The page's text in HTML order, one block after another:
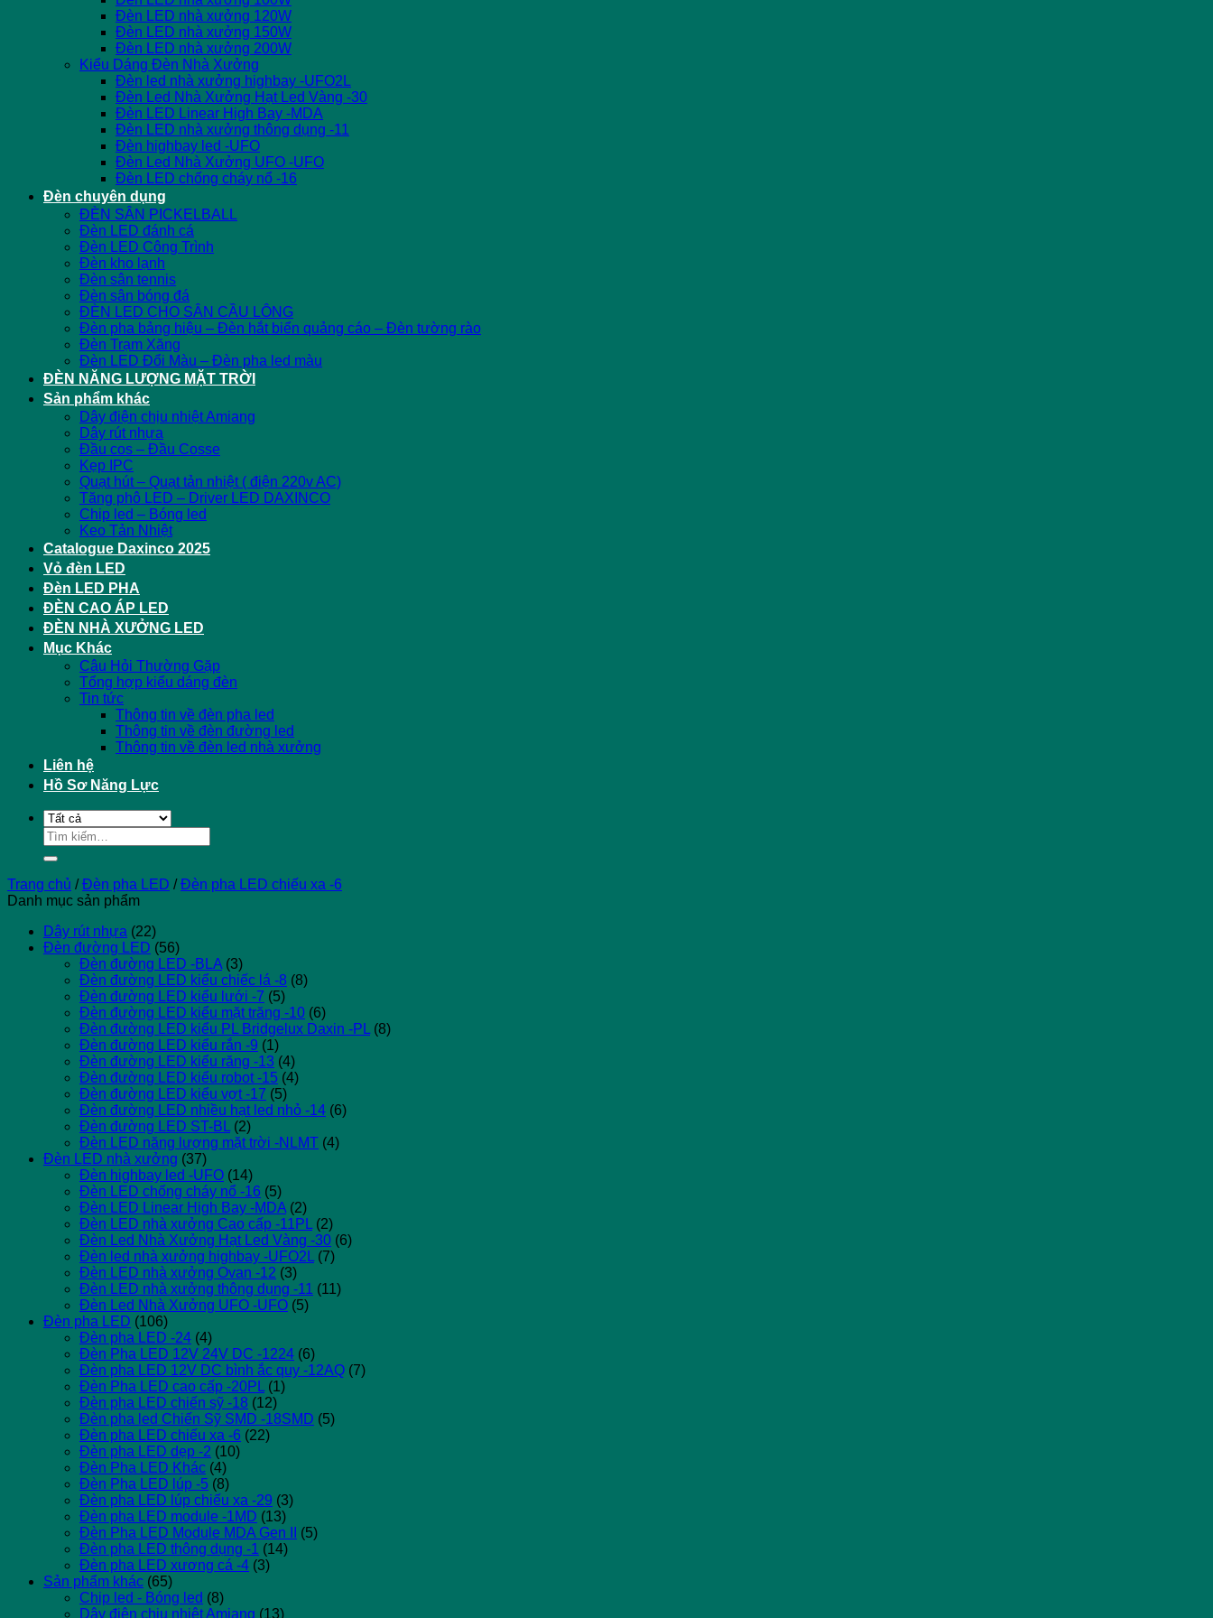
Đèn LED nhà xưởng 120W
Đèn LED nhà xưởng 150W
Đèn LED nhà xưởng 200W
Kiểu Dáng Đèn Nhà Xưởng
Đèn led nhà xưởng highbay -UFO2L
Đèn Led Nhà Xưởng Hạt Led Vàng -30
Đèn LED Linear High Bay -MDA
Đèn LED nhà xưởng thông dụng -11
Đèn highbay led -UFO
Đèn Led Nhà Xưởng UFO -UFO
Đèn LED chống cháy nổ -16
Đèn chuyên dụng
ĐÈN SÂN PICKELBALL
Đèn LED đánh cá
Đèn LED Công Trình
Đèn kho lạnh
Đèn sân tennis
Đèn sân bóng đá
ĐÈN LED CHO SÂN CẦU LÔNG
Đèn pha bảng hiệu – Đèn hắt biển quảng cáo – Đèn tường rào
Đèn Trạm Xăng
Đèn LED Đổi Màu – Đèn pha led màu
ĐÈN NĂNG LƯỢNG MẶT TRỜI
Sản phẩm khác
Dây điện chịu nhiệt Amiang
Dây rút nhựa
Đầu cos – Đầu Cosse
Kẹp IPC
Quạt hút – Quạt tản nhiệt ( điện 220v AC)
Tăng phô LED – Driver LED DAXINCO
Chip led – Bóng led
Keo Tản Nhiệt
Catalogue Daxinco 2025
Vỏ đèn LED
Đèn LED PHA
ĐÈN CAO ÁP LED
ĐÈN NHÀ XƯỞNG LED
Mục Khác
Câu Hỏi Thường Gặp
Tổng hợp kiểu dáng đèn
Tin tức
Thông tin về đèn pha led
Thông tin về đèn đường led
Thông tin về đèn led nhà xưởng
Liên hệ
Hồ Sơ Năng Lực
Tìm
kiếm:
Trang chủ / Đèn pha LED / Đèn pha LED chiếu xa -6
Danh mục sản phẩm
Dây rút nhựa (22)
Đèn đường LED (56)
Đèn đường LED -BLA (3)
Đèn đường LED kiểu chiếc lá -8 (8)
Đèn đường LED kiểu lưới -7 (5)
Đèn đường LED kiểu mặt trăng -10 (6)
Đèn đường LED kiểu PL Bridgelux Daxin -PL (8)
Đèn đường LED kiểu rắn -9 (1)
Đèn đường LED kiểu răng -13 (4)
Đèn đường LED kiểu robot -15 (4)
Đèn đường LED kiểu vợt -17 (5)
Đèn đường LED nhiều hạt led nhỏ -14 (6)
Đèn đường LED ST-BL (2)
Đèn LED năng lượng mặt trời -NLMT (4)
Đèn LED nhà xưởng (37)
Đèn highbay led -UFO (14)
Đèn LED chống cháy nổ -16 (5)
Đèn LED Linear High Bay -MDA (2)
Đèn LED nhà xưởng Cao cấp -11PL (2)
Đèn Led Nhà Xưởng Hạt Led Vàng -30 (6)
Đèn led nhà xưởng highbay -UFO2L (7)
Đèn LED nhà xưởng Ovan -12 (3)
Đèn LED nhà xưởng thông dụng -11 (11)
Đèn Led Nhà Xưởng UFO -UFO (5)
Đèn pha LED (106)
Đèn pha LED -24 (4)
Đèn Pha LED 12V 24V DC -1224 (6)
Đèn pha LED 12V DC bình ắc quy -12AQ (7)
Đèn Pha LED cao cấp -20PL (1)
Đèn pha LED chiến sỹ -18 (12)
Đèn pha led Chiến Sỹ SMD -18SMD (5)
Đèn pha LED chiếu xa -6 (22)
Đèn pha LED dẹp -2 (10)
Đèn Pha LED Khác (4)
Đèn Pha LED lúp -5 (8)
Đèn pha LED lúp chiếu xa -29 (3)
Đèn pha LED module -1MD (13)
Đèn Pha LED Module MDA Gen II
(5)
Đèn pha LED thông dụng -1 (14)
Đèn pha LED xương cá -4 (3)
Sản phẩm khác (65)
Chip led - Bóng led (8)
Dây điện chịu nhiệt Amiang (13)